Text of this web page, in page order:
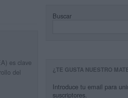
es clave
del
Buscar
¿TE GUSTA NUESTRO
Introduce tu email para
suscriptores.